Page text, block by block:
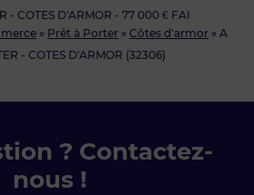
» Prêt à Porter » Côtes d'armor » A
- COTES D'ARMOR (32306)
- COTES D'ARMOR - 77 000 € FAI
? Contactez-
nous !